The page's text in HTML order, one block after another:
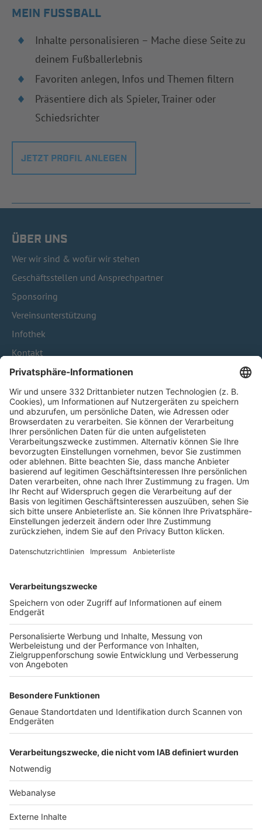
MEIN FUSSBALL
Inhalte personalisieren – Mache diese Seite zu
deinem Fußballerlebnis
Favoriten anlegen, Infos und Themen filtern
Präsentiere dich als Spieler, Trainer oder
Schiedsrichter
JETZT PROFIL ANLEGEN
ÜBER UNS
Wer wir sind & wofür wir stehen
Geschäftsstellen und Ansprechpartner
Sponsoring
Vereinsunterstützung
Infothek
Kontakt
HÄUFIG BESUCHTE SEITEN
Pässe und Vereinswechsel
Trainerausbildung
Schulungsangebot Vereinsmitarbeiter
BFV-Geschäftsstellen
Trainerbörse
Login SpielPlus
FOLGE DEM BFV
TOP-VEREINE
TOP-PARTNER
Nutzungsbedingungen Datenschutz Impressum